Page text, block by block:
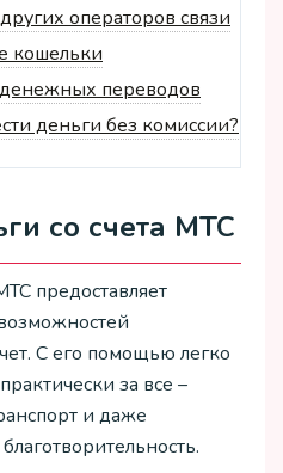
операторов связи
кошельки
переводов
деньги без комиссии?
со счета МТС
предоставляет
С его помощью легко
за все –
и даже